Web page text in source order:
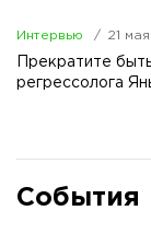
Интервью 21
Прекратите
регрессолога
События